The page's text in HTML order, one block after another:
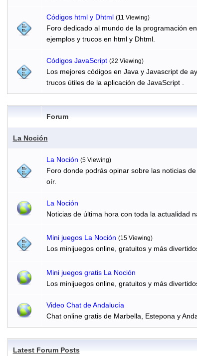
Códigos html y Dhtml (11 Viewing)
Foro dedicado al mundo de la programación
ejemplos y trucos en html y Dhtml.
Códigos JavaScript (22 Viewing)
Los mejores códigos en Java y Javascript de
trucos útiles de la aplicación de JavaScript .
Forum
La Noción
La Noción (5 Viewing)
Foro donde podrás opinar sobre las noticias
oír.
La Noción
Noticias de última hora con toda la actualidad
Mini juegos La Noción (15 Viewing)
Los minijuegos online, gratuitos y más
Mini juegos gratis La Noción
Los minijuegos online, gratuitos y más
Video Chat de Andalucía
Chat online gratis de Marbella, Estepona y
Latest Forum Posts